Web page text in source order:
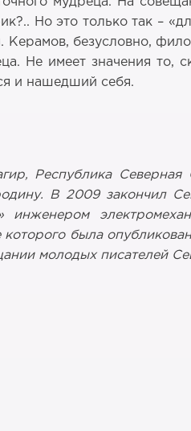
Но это только так –
безусловно,
Не имеет значения то,
и нашедший себя.
Республика
В 2009 закончил
была
молодых писателей